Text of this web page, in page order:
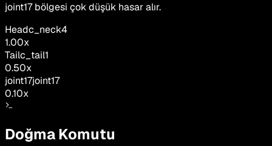
joint17 bölgesi çok düşük hasar alır.
Headc_neck4
1.00x
Tailc_tail1
0.50x
joint17joint17
0.10x
Doğma Komutu